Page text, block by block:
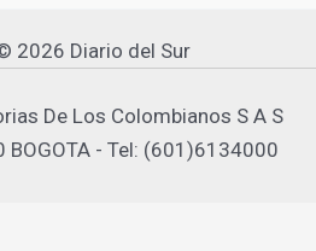
2026 Diario del Sur
De Los Colombianos S A S
BOGOTA - Tel: (601)6134000